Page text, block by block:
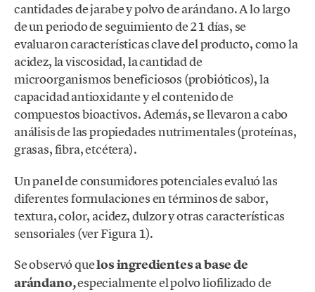
cantidades de jarabe y polvo de arándano. A lo largo
de un periodo de seguimiento de 21 días, se
evaluaron características clave del producto, como la
acidez, la viscosidad, la cantidad de
microorganismos beneficiosos (probióticos), la
capacidad antioxidante y el contenido de
compuestos bioactivos. Además, se llevaron a cabo
análisis de las propiedades nutrimentales (proteínas,
grasas, fibra, etcétera).
Un panel de consumidores potenciales evaluó las
diferentes formulaciones en términos de sabor,
textura, color, acidez, dulzor y otras características
sensoriales (ver Figura 1).
Se observó quelos ingredientes a base de
arándano,especialmente el polvo liofilizado de